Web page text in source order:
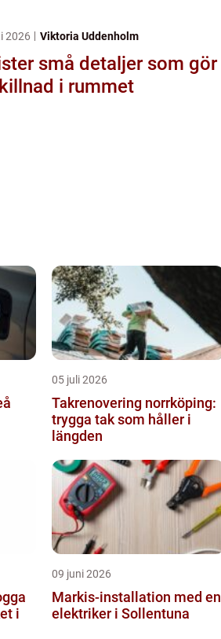
2026 Viktoria Uddenholm
som gör
i rummet
05 juli 2026
Takrenovering norrköping:
trygga tak som håller i
längden
i
09 juni 2026
Markis-installation med en
elektriker i Sollentuna